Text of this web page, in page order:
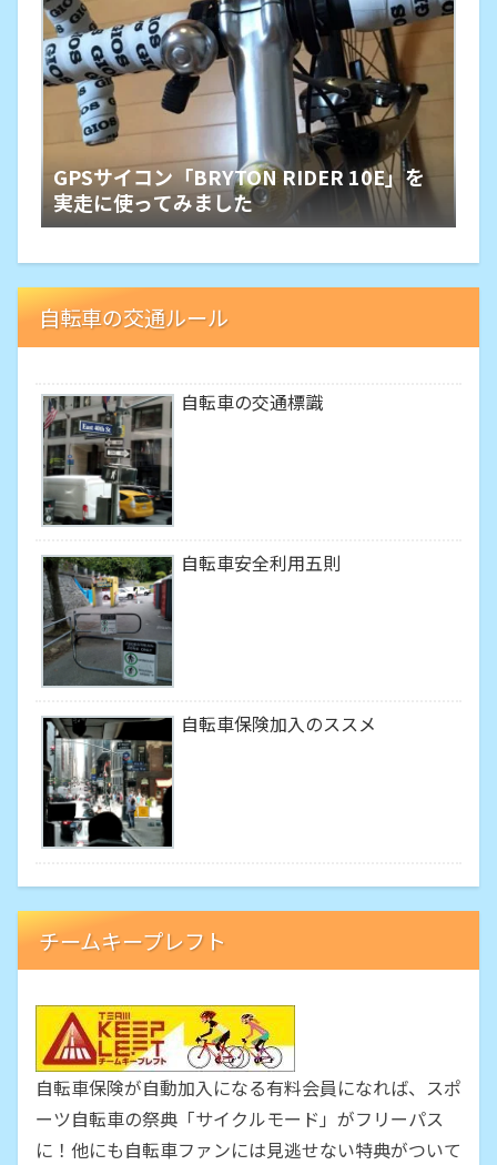
GPSサイコン「BRYTON RIDER 10E」を
実走に使ってみました
自転車の交通ルール
自転車の交通標識
自転車安全利用五則
自転車保険加入のススメ
チームキープレフト
自転車保険が自動加入になる有料会員になれば、スポ
ーツ自転車の祭典「サイクルモード」がフリーパス
に！他にも自転車ファンには見逃せない特典がついて